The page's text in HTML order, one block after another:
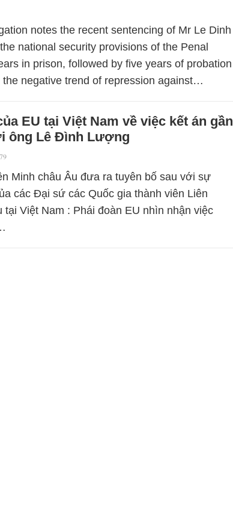
notes the recent sentencing of Mr Le Dinh
national security provisions of the Penal
in prison, followed by five years of probation
the negative trend of repression against…
EU tại Việt Nam về việc kết án gần
ông Lê Đình Lượng
Minh châu Âu đưa ra tuyên bố sau với sự
các Đại sứ các Quốc gia thành viên Liên
tại Việt Nam : Phái đoàn EU nhìn nhận việc